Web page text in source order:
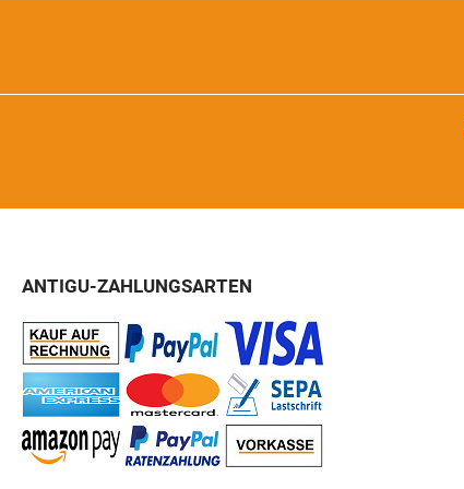
ANTIGU-ZAHLUNGSARTEN